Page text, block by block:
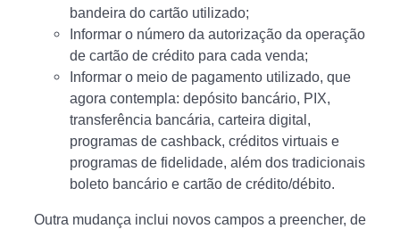
bandeira do cartão utilizado;
Informar o número da autorização da operação
de cartão de crédito para cada venda;
Informar o meio de pagamento utilizado, que
agora contempla: depósito bancário, PIX,
transferência bancária, carteira digital,
programas de cashback, créditos virtuais e
programas de fidelidade, além dos tradicionais
boleto bancário e cartão de crédito/débito.
Outra mudança inclui novos campos a preencher, de